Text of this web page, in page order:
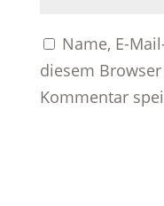
Name, E-
diesem
Kommentar